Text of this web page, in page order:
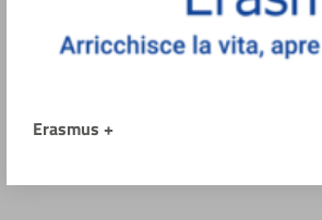
Erasmus +